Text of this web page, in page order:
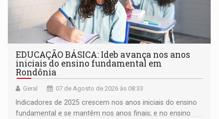
EDUCAÇÃO BÁSICA: Ideb avança nos anos
iniciais do ensino fundamental em
Rondônia
Geral 07 de Agosto de 2026 às 08:33
Indicadores de 2025 crescem nos anos iniciais do ensino
fundamental e se mantêm nos anos finais; e no ensino